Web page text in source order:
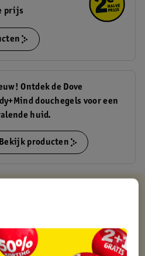
prijs
Ontdek de Dove
douchegels voor een
huid.
Bekijk producten
uur besteld, volgende dag in huis
50.00